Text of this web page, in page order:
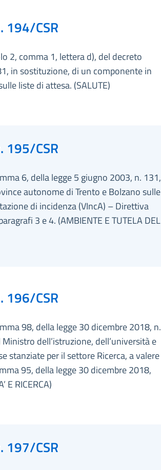
194/CSR
2, comma 1, lettera d), del decreto
in sostituzione, di un componente in
liste di attesa. (SALUTE)
195/CSR
6, della legge 5 giugno 2003, n. 131,
autonome di Trento e Bolzano sulle
di incidenza (VIncA) – Direttiva
3 e 4. (AMBIENTE E TUTELA DEL
196/CSR
98, della legge 30 dicembre 2018, n.
dell’istruzione, dell’università e
stanziate per il settore Ricerca, a valere
95, della legge 30 dicembre 2018,
E RICERCA)
197/CSR